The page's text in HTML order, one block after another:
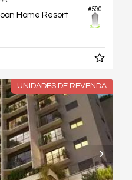
#590
Home Resort
UNIDADES DE REVENDA